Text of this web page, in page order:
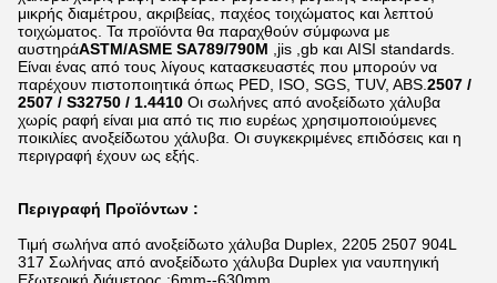
μικρής διαμέτρου, ακριβείας, παχέος τοιχώματος και λεπτού
τοιχώματος. Τα προϊόντα θα παραχθούν σύμφωνα με
αυστηράASTM/ASME SA789/790M ,jis ,gb και AISI standards.
Είναι ένας από τους λίγους κατασκευαστές που μπορούν να
παρέχουν πιστοποιητικά όπως PED, ISO, SGS, TUV, ABS. 2507 /
2507 / S32750 / 1.4410 Οι σωλήνες από ανοξείδωτο χάλυβα
χωρίς ραφή είναι μια από τις πιο ευρέως χρησιμοποιούμενες
ποικιλίες ανοξείδωτου χάλυβα. Οι συγκεκριμένες επιδόσεις και η
περιγραφή έχουν ως εξής.
Περιγραφή Προϊόντων :
Τιμή σωλήνα από ανοξείδωτο χάλυβα Duplex, 2205 2507 904L
317 Σωλήνας από ανοξείδωτο χάλυβα Duplex για ναυπηγική